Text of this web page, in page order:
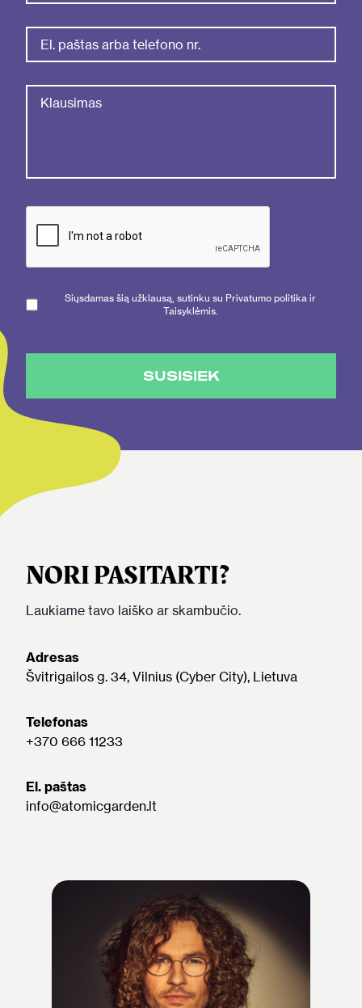
Siųsdamas šią užklausą, sutinku su Privatumo politika ir
Taisyklėmis.
SUSISIEK
NORI PASITARTI?
Laukiame tavo laiško ar skambučio.
Adresas
Švitrigailos g. 34, Vilnius (Cyber City), Lietuva
Telefonas
+370 666 11233
El. paštas
info@atomicgarden.lt